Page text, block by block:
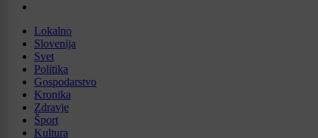
Lokalno
Slovenija
Svet
Politika
Gospodarstvo
Kronika
Zdravje
Šport
Kultura